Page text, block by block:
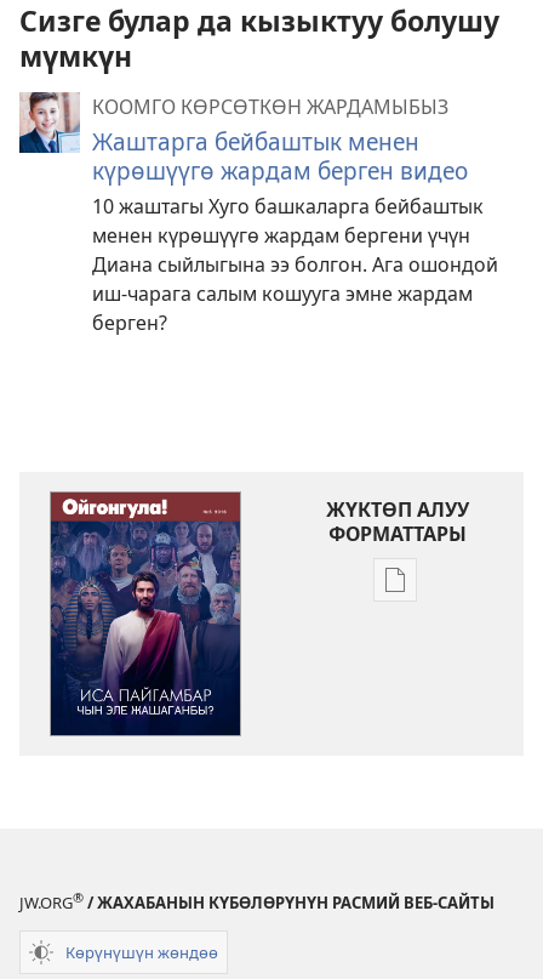
Сизге булар да кызыктуу болушу
мүмкүн
КООМГО КӨРСӨТКӨН ЖАРДАМЫБЫЗ
Жаштарга бейбаштык менен
күрөшүүгө жардам берген видео
10 жаштагы Хуго башкаларга бейбаштык
менен күрөшүүгө жардам бергени үчүн
Диана сыйлыгына ээ болгон. Ага ошондой
иш-чарага салым кошууга эмне жардам
берген?
ЖҮКТӨП АЛУУ
ФОРМАТТАРЫ
Адабиятты
JW.ORG® / ЖАХАБАНЫН КҮБӨЛӨРҮНҮН РАСМИЙ ВЕБ-САЙТЫ
Көрүнүшүн жөндөө